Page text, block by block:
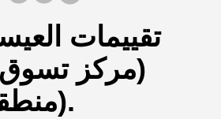
تقييمات
(مركز
(منطقة الرياض).